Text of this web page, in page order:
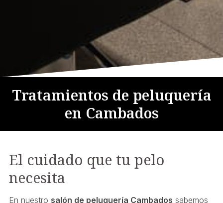
Tratamientos de peluquería
en Cambados
El cuidado que tu pelo
necesita
En nuestro salón de peluquería Cambados sabemos